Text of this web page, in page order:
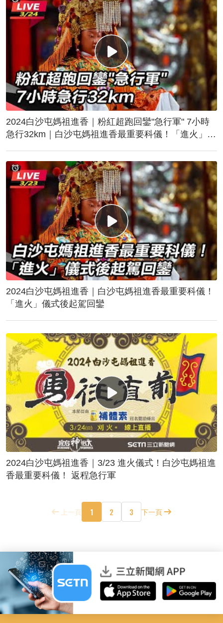
2024白沙屯媽祖進香｜粉紅超跑回鑾"急行軍" 7小時
急行32km｜白沙屯媽祖進香最重要科儀！「進火」儀
2024白沙屯媽祖進香｜白沙屯媽祖進香最重要科儀！
「進火」儀式後起駕回鑾
2024白沙屯媽祖進香｜3/23 進火儀式！白沙屯媽祖進
香最重要科儀！ 返程急行軍
上一頁 1 2 3 下一頁